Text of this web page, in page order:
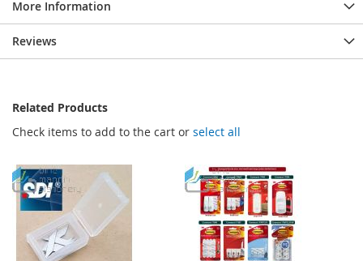
More Information
Reviews
Related Products
Check items to add to the cart or select all